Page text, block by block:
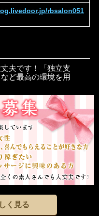
rbsalon051
夫です！「独立支
ど最高の環境を用
く見る